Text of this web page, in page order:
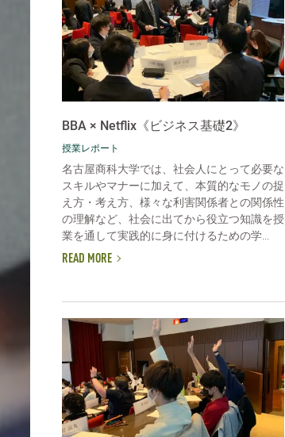
BBA × Netflix《ビジネス基礎2》
授業レポート
名古屋商科大学では、社会人にとって必要な
スキルやマナーに加えて、本質的なモノの捉
え方・考え方、様々な利害関係者との関係性
の理解など、社会に出てから役立つ知識を授
業を通して実践的に身に付けるための学...
READ MORE